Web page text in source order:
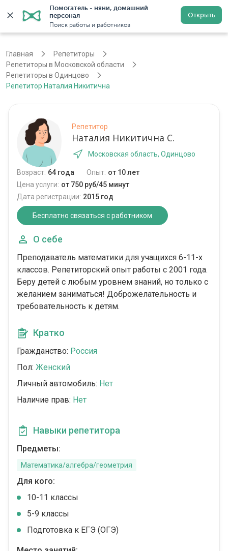
Помогатель - няни, домашний
персонал
Поиск работы и работников
Открыть
Регистрация
Главная
Репетиторы
Репетиторы в Московской области
Репетиторы в Одинцово
Репетитор Наталия Никитична
Репетитор
Наталия Никитична С.
Московская область, Одинцово
Возраст: 64 года Опыт: от 10 лет
Цена услуги: от 750 руб/45 минут
Дата регистрации: 2015 год
Бесплатно связаться с работником
О себе
Преподаватель математики для учащихся 6-11-х
классов. Репетиторский опыт работы с 2001 года.
Беру детей с любым уровнем знаний, но только с
желанием заниматься! Доброжелательность и
требовательность к детям.
Кратко
Гражданство: Россия
Пол: Женский
Личный автомобиль: Нет
Наличие прав: Нет
Навыки репетитора
Предметы:
Математика/алгебра/геометрия
Для кого:
10-11 классы
5-9 классы
Подготовка к ЕГЭ (ОГЭ)